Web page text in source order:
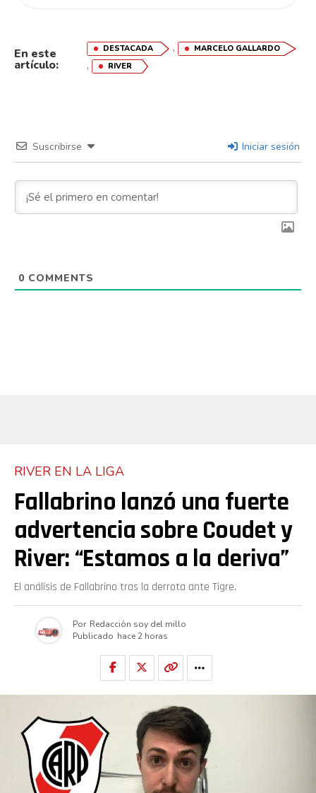
En este
artículo:
DESTACADA , MARCELO GALLARDO
, RIVER
Suscribirse Iniciar sesión
0 COMMENTS
RIVER EN LA LIGA
Fallabrino lanzó una fuerte
advertencia sobre Coudet y
River: “Estamos a la deriva”
El análisis de Fallabrino tras la derrota ante Tigre.
Por Redacción soy del millo
Publicado hace 2 horas
Whatsapp